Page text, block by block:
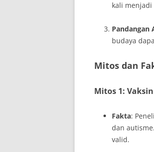
kali menjadi
Pandangan
budaya
Mitos dan
Mitos 1:
Fakta:
dan
valid.